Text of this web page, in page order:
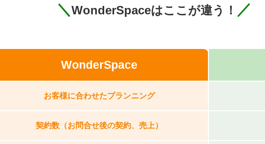
＼ WonderSpaceはここが違う！ ／
WonderSpace
お客様に合わせたプランニング
契約数（お問合せ後の契約、売上）